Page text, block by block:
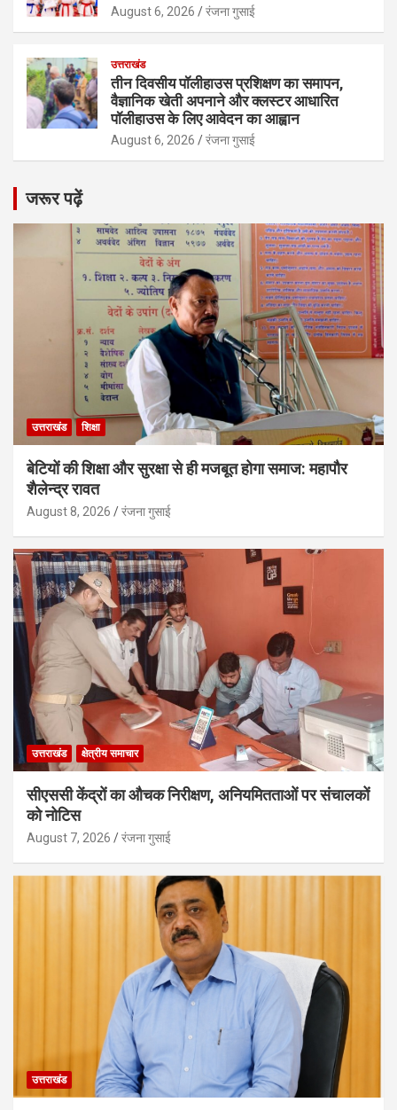
August 6, 2026 रंजना गुसाई
उत्तराखंड
तीन दिवसीय पॉलीहाउस प्रशिक्षण का समापन,
वैज्ञानिक खेती अपनाने और क्लस्टर आधारित
पॉलीहाउस के लिए आवेदन का आह्वान
August 6, 2026 रंजना गुसाई
जरूर पढ़ें
उत्तराखंड शिक्षा
बेटियों की शिक्षा और सुरक्षा से ही मजबूत होगा समाज: महापौर
शैलेन्द्र रावत
August 8, 2026 रंजना गुसाई
उत्तराखंड क्षेत्रीय समाचार
सीएससी केंद्रों का औचक निरीक्षण, अनियमितताओं पर संचालकों
को नोटिस
August 7, 2026 रंजना गुसाई
उत्तराखंड